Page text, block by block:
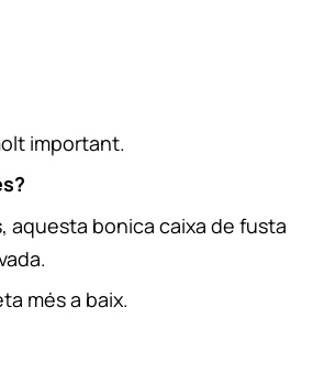
important.
aquesta bonica caixa de fusta
més a baix.